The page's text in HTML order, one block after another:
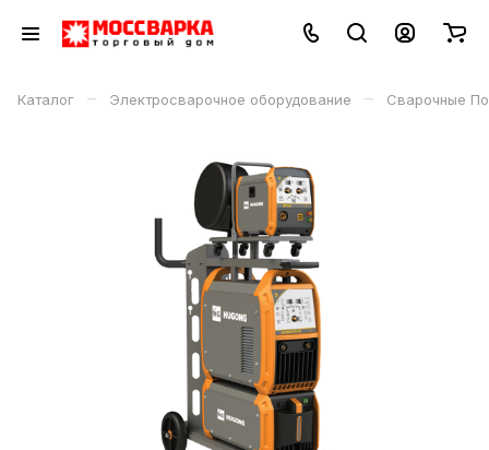
Каталог – Электросварочное оборудование – Сварочные